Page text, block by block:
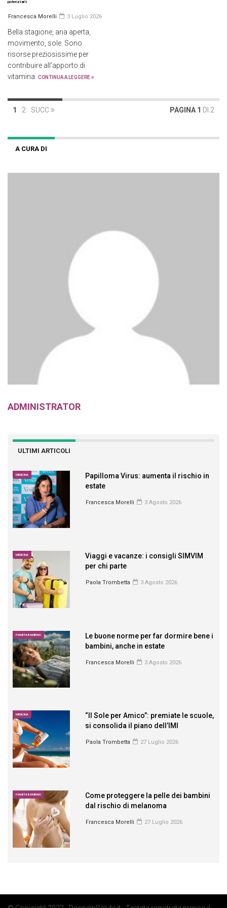
potenziarli
Francesca Morelli 3 Luglio 2026
Bella stagione, aria aperta,
movimento, sole. Sono
risorse preziosissime per
contribuire all’apporto di
vitamina. CONTINUA A LEGGERE
1 2 SUCC PAGINA 1 DI 2
A CURA DI
ADMINISTRATOR
ULTIMI ARTICOLI
MEDICINA
Papilloma Virus: aumenta il rischio in
estate
Francesca Morelli 3 Agosto 2026
MEDICINA
Viaggi e vacanze: i consigli SIMVIM
per chi parte
Paola Trombetta 3 Agosto 2026
PIANETA BAMBINO
Le buone norme per far dormire bene i
bambini, anche in estate
Francesca Morelli 3 Agosto 2026
MEDICINA
“Il Sole per Amico”: premiate le scuole,
si consolida il piano dell’IMI
Paola Trombetta 27 Luglio 2026
PIANETA BAMBINO
Come proteggere la pelle dei bambini
dal rischio di melanoma
Francesca Morelli 27 Luglio 2026